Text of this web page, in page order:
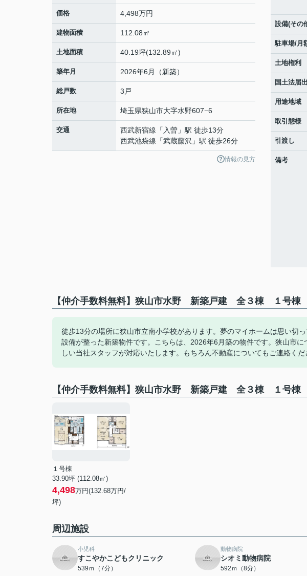
価格 4,498万円
建物面積 112.08㎡
土地面積 40.19坪(132.89㎡)
築年月 2026年6月（新築）
総戸数 3戸
所在地 埼玉県狭山市大字水野607−6
交通 西武新宿線 「 入曽 」駅 徒歩13分
西武池袋線 「武蔵藤沢 」駅 徒歩26分
情報の見方
設備(その
駐車場/月
土地権利
国土法届出
用途地域
取引態様
引渡し
備考
【仲介手数料無料】狭山市水野 新築戸建 全３棟 １号棟
徒歩13分の場所に狭山市立南小学校があります。夢のマイホームは思い切
設備が整った新築物件です。こちらは、2026年6月築の物件です。狭山市
しい当社スタッフが対応いたします。もちろん不動産についてもご連絡くだ
【仲介手数料無料】狭山市水野 新築戸建 全３棟 １号棟
１号棟
33.90坪 (112.08㎡)
4,498万円(132.68万円/
坪)
周辺施設
小児科
すこやかこどもクリニック
539ｍ（7分）
動物病院
シオミ動物病院
592ｍ（8分）